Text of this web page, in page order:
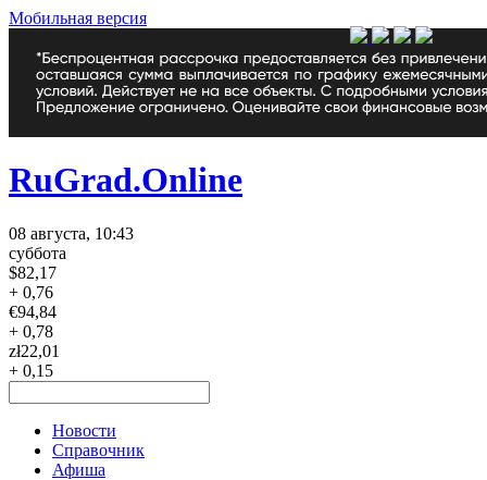
Мобильная версия
RuGrad.Online
08 августа, 10:43
суббота
$82,17
+ 0,76
€94,84
+ 0,78
zł22,01
+ 0,15
Новости
Справочник
Афиша